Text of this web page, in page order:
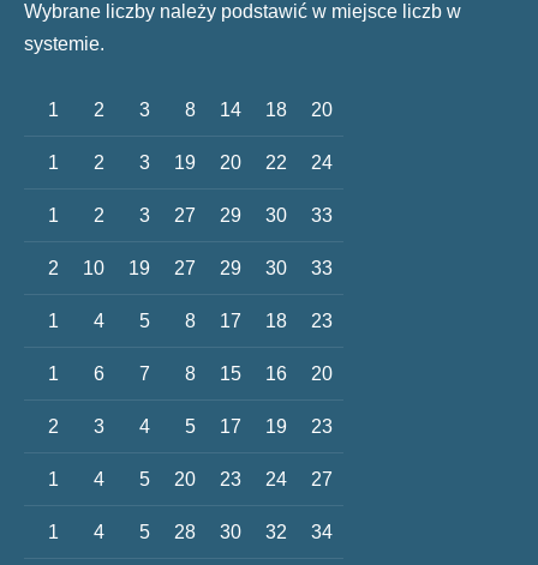
Wybrane liczby należy podstawić w miejsce liczb w
systemie.
1 2 3 8 14 18 20
1 2 3 19 20 22 24
1 2 3 27 29 30 33
2 10 19 27 29 30 33
1 4 5 8 17 18 23
1 6 7 8 15 16 20
2 3 4 5 17 19 23
1 4 5 20 23 24 27
1 4 5 28 30 32 34